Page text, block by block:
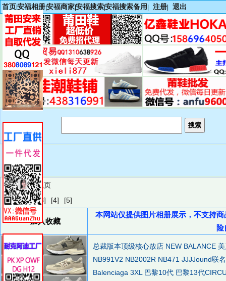
首页|安福相册|安福商家|安福搜索|安福搜索备用 注册 退出
下一页
尾页
[1]
[2] [3] [4] [5]
加入收藏
本网站仅提供图片相册展示，不支持
总裁版本顶级核心放店 NEW BALANCE
NB991V2 NB2002R NB471 JJJJound联
Balenciaga 3XL 巴黎10代 巴黎13代